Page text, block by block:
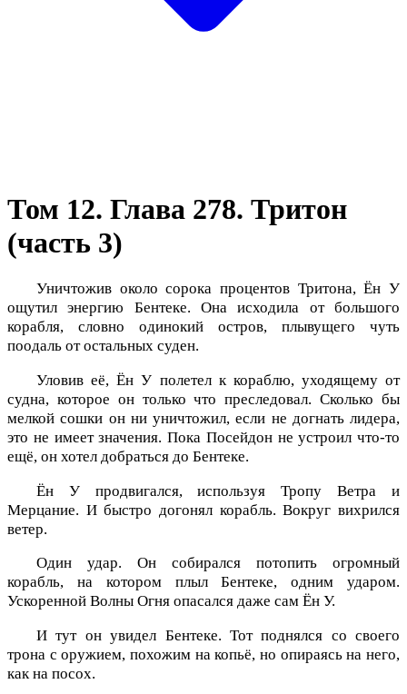
Том 12. Глава 278. Тритон
(часть 3)
Уничтожив около сорока процентов Тритона, Ён У
ощутил энергию Бентеке. Она исходила от большого
корабля, словно одинокий остров, плывущего чуть
поодаль от остальных суден.
Уловив её, Ён У полетел к кораблю, уходящему от
судна, которое он только что преследовал. Сколько бы
мелкой сошки он ни уничтожил, если не догнать лидера,
это не имеет значения. Пока Посейдон не устроил что-то
ещё, он хотел добраться до Бентеке.
Ён У продвигался, используя Тропу Ветра и
Мерцание. И быстро догонял корабль. Вокруг вихрился
ветер.
Один удар. Он собирался потопить огромный
корабль, на котором плыл Бентеке, одним ударом.
Ускоренной Волны Огня опасался даже сам Ён У.
И тут он увидел Бентеке. Тот поднялся со своего
трона с оружием, похожим на копьё, но опираясь на него,
как на посох.